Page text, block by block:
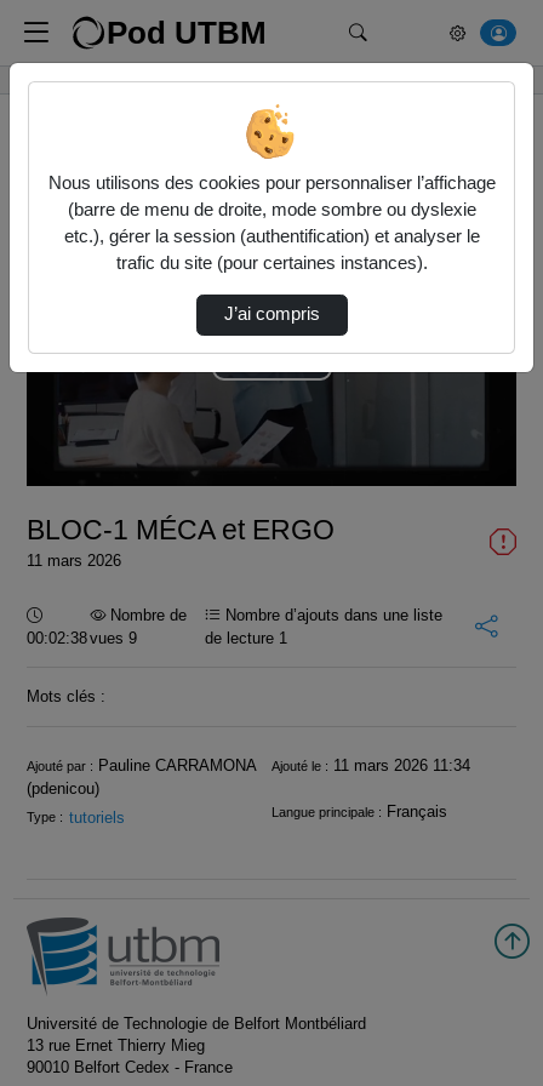
Pod UTBM Rechercher un
Accueil Vidéos BLOC-1 MÉCA et ERGO
Lire
la
vidéo
BLOC-1 MÉCA et ERGO
11 mars 2026
Durée :
00:02:38
Nombre de
vues 9
Nombre d’ajouts dans une liste
de lecture 1
Mots clés :
Infos
Ajouté par : Pauline CARRAMONA
(pdenicou)
Ajouté le : 11 mars 2026 11:34
Type : tutoriels Langue principale : Français
Université de Technologie de Belfort Montbéliard
13 rue Ernet Thierry Mieg
90010 Belfort Cedex - France
Nous utilisons des cookies pour personnaliser l’affichage
(barre de menu de droite, mode sombre ou dyslexie
etc.), gérer la session (authentification) et analyser le
trafic du site (pour certaines instances).
J’ai compris